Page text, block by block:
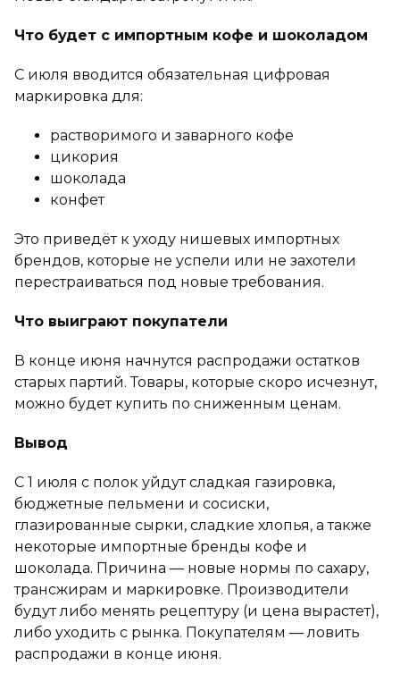
Что будет с импортным кофе и шоколадом
С июля вводится обязательная цифровая
маркировка для:
растворимого и заварного кофе
цикория
шоколада
конфет
Это приведёт к уходу нишевых импортных
брендов, которые не успели или не захотели
перестраиваться под новые требования.
Что выиграют покупатели
В конце июня начнутся распродажи остатков
старых партий. Товары, которые скоро исчезнут,
можно будет купить по сниженным ценам.
Вывод
С 1 июля с полок уйдут сладкая газировка,
бюджетные пельмени и сосиски,
глазированные сырки, сладкие хлопья, а также
некоторые импортные бренды кофе и
шоколада. Причина — новые нормы по сахару,
трансжирам и маркировке. Производители
будут либо менять рецептуру (и цена вырастет),
либо уходить с рынка. Покупателям — ловить
распродажи в конце июня.